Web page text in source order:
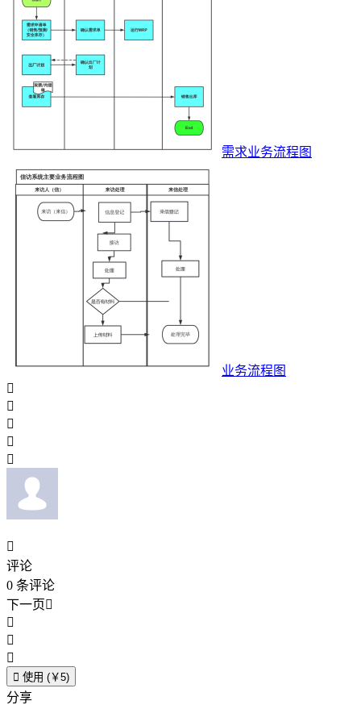
需求业务流程图
业务流程图






评论
0 条评论
下一页



 使用 (￥5)
分享